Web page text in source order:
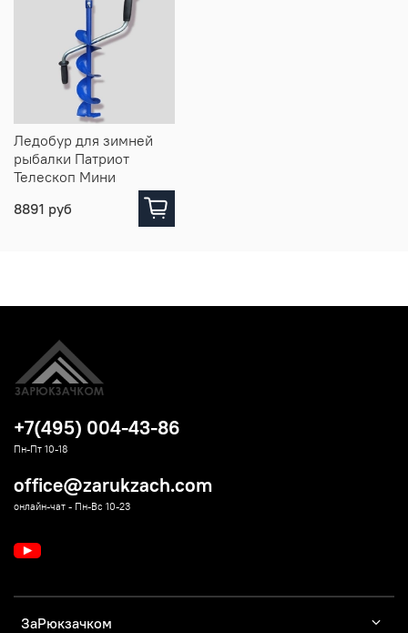
Ледобур для зимней
рыбалки Патриот
Телескоп Мини
8891 руб
ЗаРюкзачком
+7(495) 004-43-86
Пн-Пт 10-18
office@zarukzach.com
онлайн-чат - Пн-Вс 10-23